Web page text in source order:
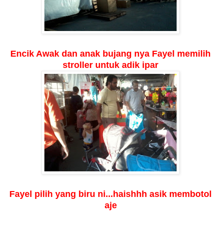
Encik Awak dan anak bujang nya Fayel memilih
stroller untuk adik ipar
Fayel pilih yang biru ni...haishhh asik membotol
aje